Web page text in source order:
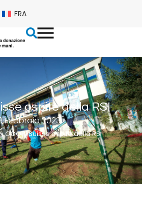
FRA
ospite della RSI
Febbraio 2023
COOPI Suisse ospite della RSI